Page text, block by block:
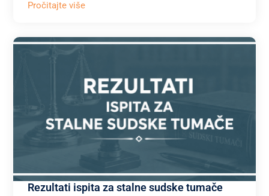
Pročitajte više
Rezultati ispita za stalne sudske tumače